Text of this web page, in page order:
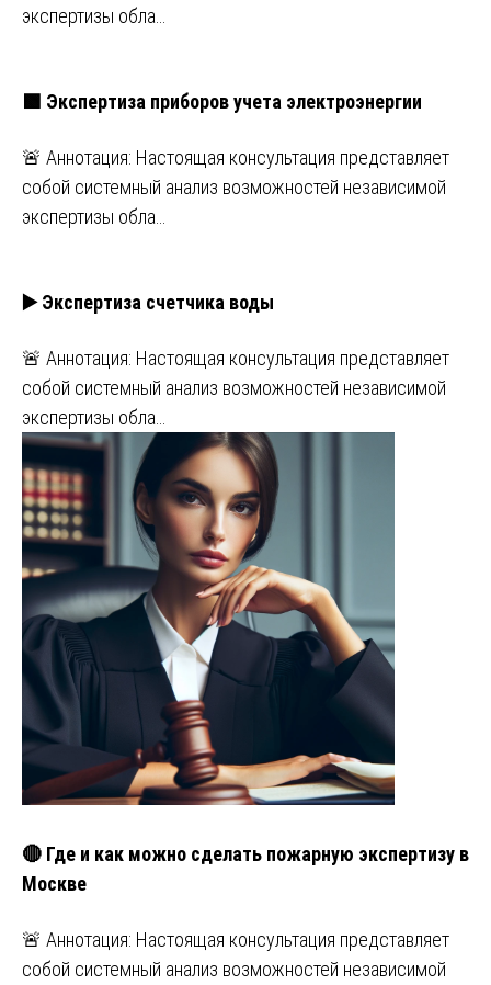
экспертизы обла…
🟩 Экспертиза приборов учета электроэнергии
🚨 Аннотация: Настоящая консультация представляет
собой системный анализ возможностей независимой
экспертизы обла…
▶️ Экспертиза счетчика воды
🚨 Аннотация: Настоящая консультация представляет
собой системный анализ возможностей независимой
экспертизы обла…
🔴 Где и как можно сделать пожарную экспертизу в
Москве
🚨 Аннотация: Настоящая консультация представляет
собой системный анализ возможностей независимой